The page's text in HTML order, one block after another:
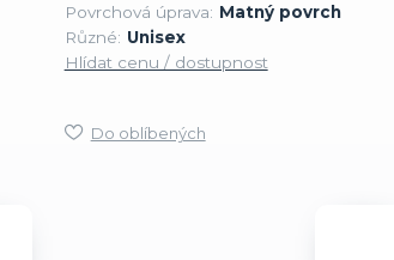
Povrchová úprava: Matný povrch
Různé: Unisex
Hlídat cenu / dostupnost
Do oblíbených